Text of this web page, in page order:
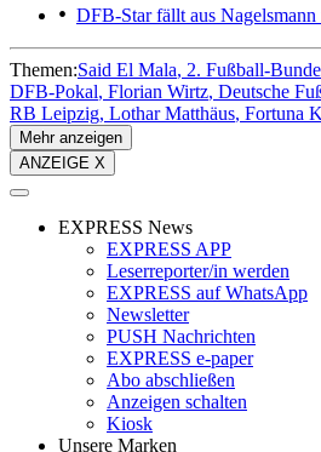
DFB-Star fällt aus
Themen:Said El Mala 2. Fußball-
DFB-Pokal Florian Wirtz Deutsche
RB Leipzig Lothar Matthäus Fortuna
Mehr anzeigen
ANZEIGE X
EXPRESS News
EXPRESS APP
Leserreporter/in werden
EXPRESS auf WhatsApp
Newsletter
PUSH Nachrichten
EXPRESS e-paper
Abo abschließen
Anzeigen schalten
Kiosk
Unsere Marken